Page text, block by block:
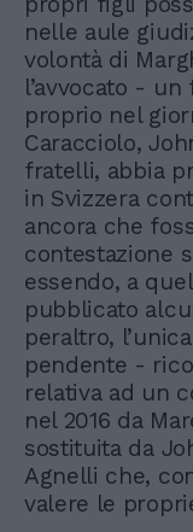
nelle aule
volontà di
l’avvocato -
proprio nel
Caracciolo,
fratelli, abbia
in Svizzera
ancora che
contestazione
essendo, a
pubblicato
peraltro,
pendente -
relativa ad un
nel 2016 da
sostituita da
Agnelli che,
valere le